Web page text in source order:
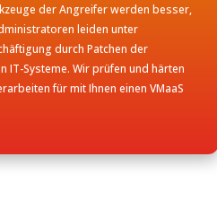
der Angreifer werden besser,
leiden unter
durch Patchen der
IT-Systeme. Wir prüfen und härten
für mit Ihnen einen VMaaS